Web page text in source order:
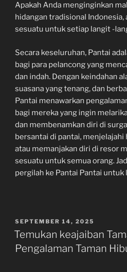
Apakah Anda menginginkan
hidangan tradisional Indonesia,
sesuatu untuk setiap langit -
Secara keseluruhan, Pantai
bagi para pelancong yang
dan indah. Dengan keindahan
suasana yang tenang, dan
Pantai menawarkan
bagi mereka yang ingin
dan membenamkan diri di
bersantai di pantai, menjelajahi
atau memanjakan diri di resor
sesuatu untuk semua orang.
pergilah ke Pantai Pantai
POSTED
ON
SEPTEMBER 14, 2025
Temukan keajaiban
Pengalaman Taman